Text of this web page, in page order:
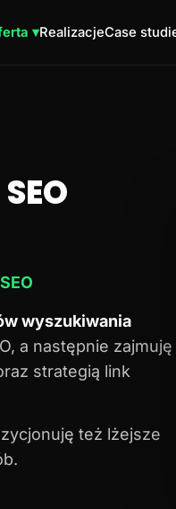
▾RealizacjeCase
wyszukiwania
a następnie zajmuję
strategią link
też lżejsze